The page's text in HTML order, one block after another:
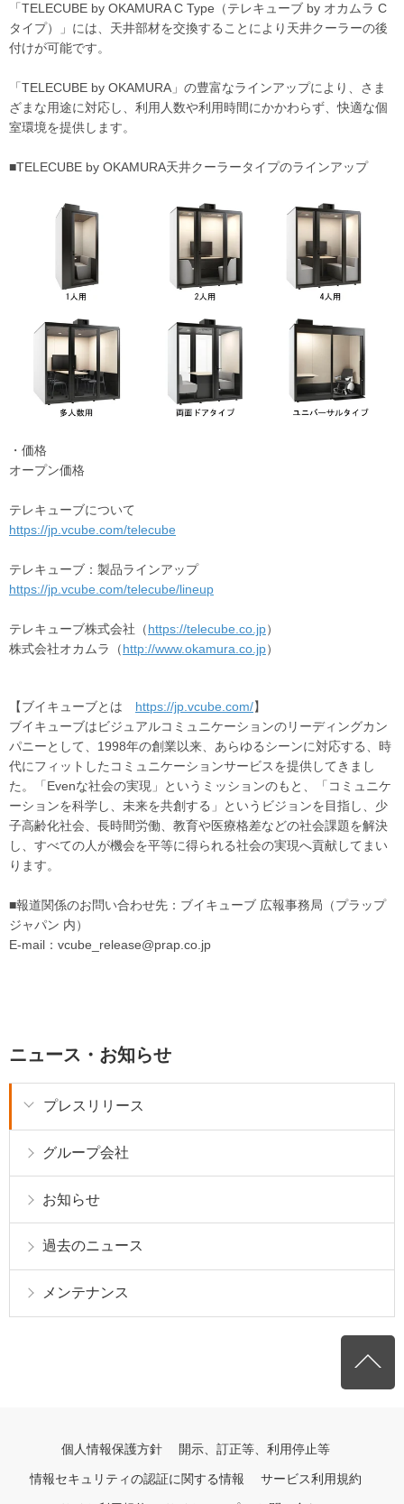
「TELECUBE by OKAMURA C Type（テレキューブ by オカムラ C
タイプ）」には、天井部材を交換することにより天井クーラーの後
付けが可能です。
「TELECUBE by OKAMURA」の豊富なラインアップにより、さま
ざまな用途に対応し、利用人数や利用時間にかかわらず、快適な個
室環境を提供します。
■TELECUBE by OKAMURA天井クーラータイプのラインアップ
・価格
オープン価格
テレキューブについて
https://jp.vcube.com/telecube
テレキューブ：製品ラインアップ
https://jp.vcube.com/telecube/lineup
テレキューブ株式会社（https://telecube.co.jp）
株式会社オカムラ（http://www.okamura.co.jp）
【ブイキューブとは https://jp.vcube.com/】
ブイキューブはビジュアルコミュニケーションのリーディングカン
パニーとして、1998年の創業以来、あらゆるシーンに対応する、時
代にフィットしたコミュニケーションサービスを提供してきまし
た。「Evenな社会の実現」というミッションのもと、「コミュニケ
ーションを科学し、未来を共創する」というビジョンを目指し、少
子高齢化社会、長時間労働、教育や医療格差などの社会課題を解決
し、すべての人が機会を平等に得られる社会の実現へ貢献してまい
ります。
■報道関係のお問い合わせ先：ブイキューブ 広報事務局（プラップ
ジャパン 内）
E-mail：vcube_release@prap.co.jp
ニュース・お知らせ
プレスリリース
グループ会社
お知らせ
過去のニュース
メンテナンス
個人情報保護方針 開示、訂正等、利用停止等
情報セキュリティの認証に関する情報 サービス利用規約